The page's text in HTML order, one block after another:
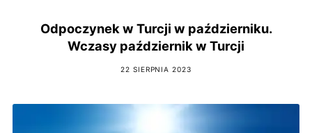
Odpoczynek w Turcji w październiku.
Wczasy październik w Turcji
22 SIERPNIA 2023